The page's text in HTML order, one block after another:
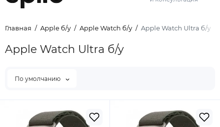
Главная Apple б/у Apple Watch б/у Apple Watch Ultra б/у
Apple Watch Ultra б/у
По умолчанию